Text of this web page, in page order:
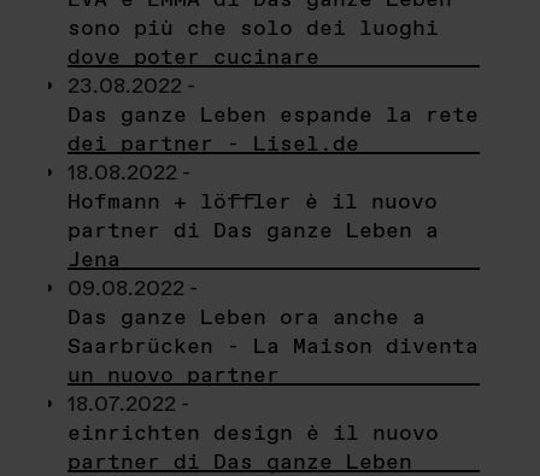
sono più che solo dei luoghi
dove poter cucinare
23.08.2022 -
Das ganze Leben espande la rete
dei partner - Lisel.de
18.08.2022 -
Hofmann + löffler è il nuovo
partner di Das ganze Leben a
Jena
09.08.2022 -
Das ganze Leben ora anche a
Saarbrücken - La Maison diventa
un nuovo partner
18.07.2022 -
einrichten design è il nuovo
partner di Das ganze Leben